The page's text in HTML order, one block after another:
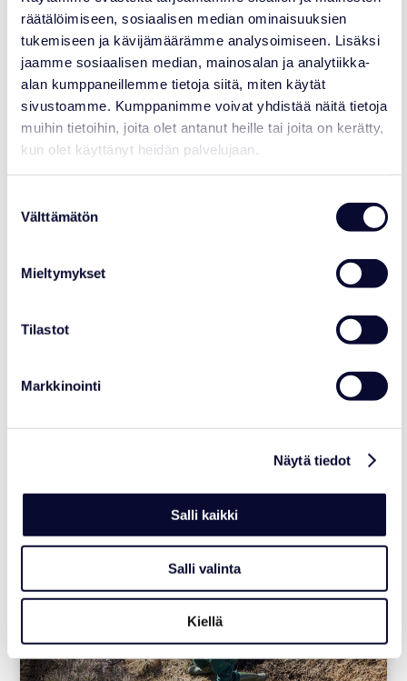
räätälöimiseen, sosiaalisen median ominaisuuksien
tukemiseen ja kävijämäärämme analysoimiseen. Lisäksi
jaamme sosiaalisen median, mainosalan ja analytiikka-
alan kumppaneillemme tietoja siitä, miten käytät
sivustoamme. Kumppanimme voivat yhdistää näitä tietoja
muihin tietoihin, joita olet antanut heille tai joita on kerätty,
kun olet käyttänyt heidän palvelujaan.
valinta
Välttämätön
Mieltymykset
Tilastot
Markkinointi
Näytä tiedot
Salli kaikki
Salli valinta
Kiellä
etunimi.sukunimi@ranuaresort.com
Lisää artikkeleita